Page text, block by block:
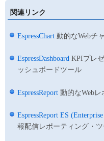
関連リンク
EspressChart 動的なWebチ
EspressDashboard KPIプレ
ッシュボードツール
EspressReport 動的なWeb
EspressReport ES
報配信レポーティング・